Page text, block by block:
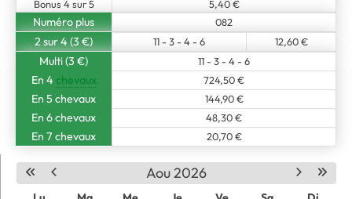
Aou 2026
Bonus 4 sur 5
5,40 €
Numéro plus 082
2 sur 4 (3 €) 11 - 3 - 4 - 6 12,60 €
Multi (3 €) 11 - 3 - 4 - 6
En 4 chevaux 724,50 €
En 5 chevaux 144,90 €
En 6 chevaux 48,30 €
En 7 chevaux 20,70 €